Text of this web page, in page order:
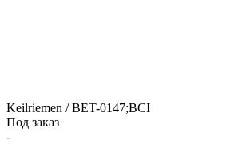
Keilriemen / BET-0147;BCI
Под заказ
-